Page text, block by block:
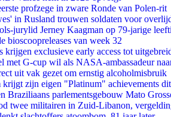
profzege in zware Ronde van Polen-rit
in Rusland trouwen soldaten voor
jurylid Jerney Kaagman op 79-jarige
bioscoopreleases van week 32
krijgen exclusieve early access tot
met G-cup wil als NASA-ambassadeur
uit vak gezet om ernstig alcoholmisbruik
zijn eigen "Platinum" achievements
Braziliaans parlementsgebouw Mato
twee militairen in Zuid-Libanon,